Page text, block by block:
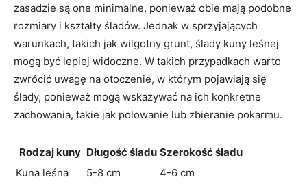
zasadzie są one minimalne, ponieważ obie mają podobne
rozmiary i kształty śladów. Jednak w sprzyjających
warunkach, takich jak wilgotny grunt, ślady kuny leśnej
mogą być lepiej widoczne. W takich przypadkach warto
zwrócić uwagę na otoczenie, w którym pojawiają się
ślady, ponieważ mogą wskazywać na ich konkretne
zachowania, takie jak polowanie lub zbieranie pokarmu.
Rodzaj kuny Długość śladu Szerokość śladu
Kuna leśna
5-8 cm
4-6 cm